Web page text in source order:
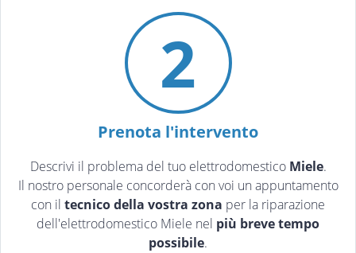
2
Prenota l'intervento
Descrivi il problema del tuo elettrodomestico Miele.
Il nostro personale concorderà con voi un appuntamento
con il tecnico della vostra zona per la riparazione
dell'elettrodomestico Miele nel più breve tempo
possibile.